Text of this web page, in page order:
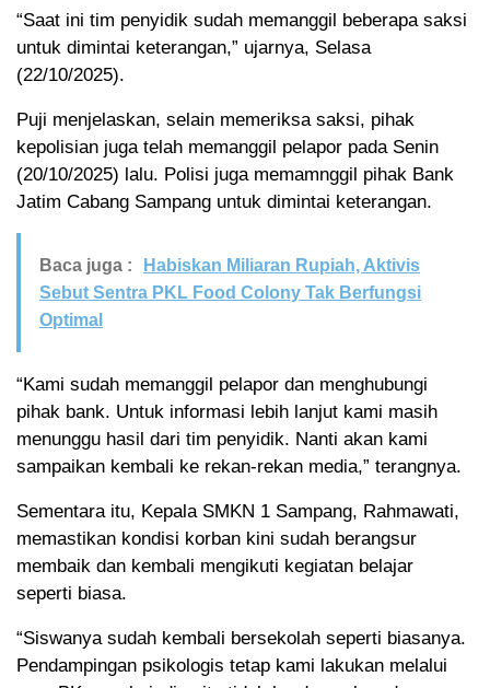
“Saat ini tim penyidik sudah memanggil beberapa saksi
untuk dimintai keterangan,” ujarnya, Selasa
(22/10/2025).
Puji menjelaskan, selain memeriksa saksi, pihak
kepolisian juga telah memanggil pelapor pada Senin
(20/10/2025) lalu. Polisi juga memamnggil pihak Bank
Jatim Cabang Sampang untuk dimintai keterangan.
Baca juga :
Habiskan Miliaran Rupiah, Aktivis
Sebut Sentra PKL Food Colony Tak Berfungsi
Optimal
“Kami sudah memanggil pelapor dan menghubungi
pihak bank. Untuk informasi lebih lanjut kami masih
menunggu hasil dari tim penyidik. Nanti akan kami
sampaikan kembali ke rekan-rekan media,” terangnya.
Sementara itu, Kepala SMKN 1 Sampang, Rahmawati,
memastikan kondisi korban kini sudah berangsur
membaik dan kembali mengikuti kegiatan belajar
seperti biasa.
“Siswanya sudah kembali bersekolah seperti biasanya.
Pendampingan psikologis tetap kami lakukan melalui